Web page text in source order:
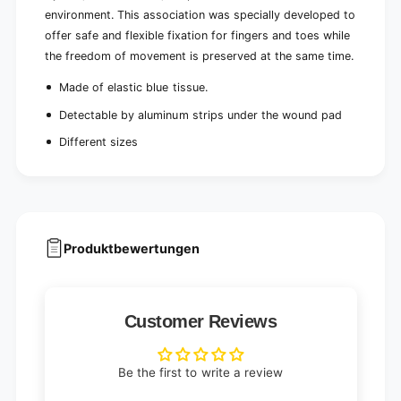
e
s
i
z
s
environment. This association was specially developed to
offer safe and flexible fixation for fingers and toes while
the freedom of movement is preserved at the same time.
Made of elastic blue tissue.
Detectable by aluminum strips under the wound pad
Different sizes
Produktbewertungen
Customer Reviews
Be the first to write a review